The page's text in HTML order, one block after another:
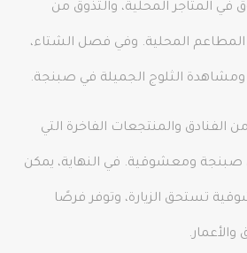
في المتاجر المحلية، والتذوق من
المطاعم المحلية. وفي فصل الشتاء،
ومشاهدة الثلوج الجميلة في صبنجة.
الفنادق والمنتجعات الفاخرة التي
صبنجة ومعشوقية. في النهاية، يمكن
تستحق الزيارة، وتوفر فرصًا
والأعمار.